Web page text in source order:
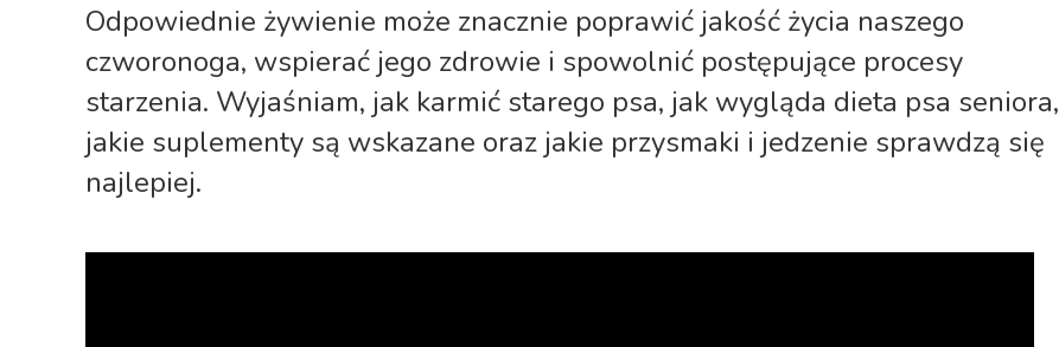
Odpowiednie żywienie może znacznie poprawić jakość życia naszego
czworonoga, wspierać jego zdrowie i spowolnić postępujące procesy
starzenia. Wyjaśniam, jak karmić starego psa, jak wygląda dieta psa seniora,
jakie suplementy są wskazane oraz jakie przysmaki i jedzenie sprawdzą się
najlepiej.